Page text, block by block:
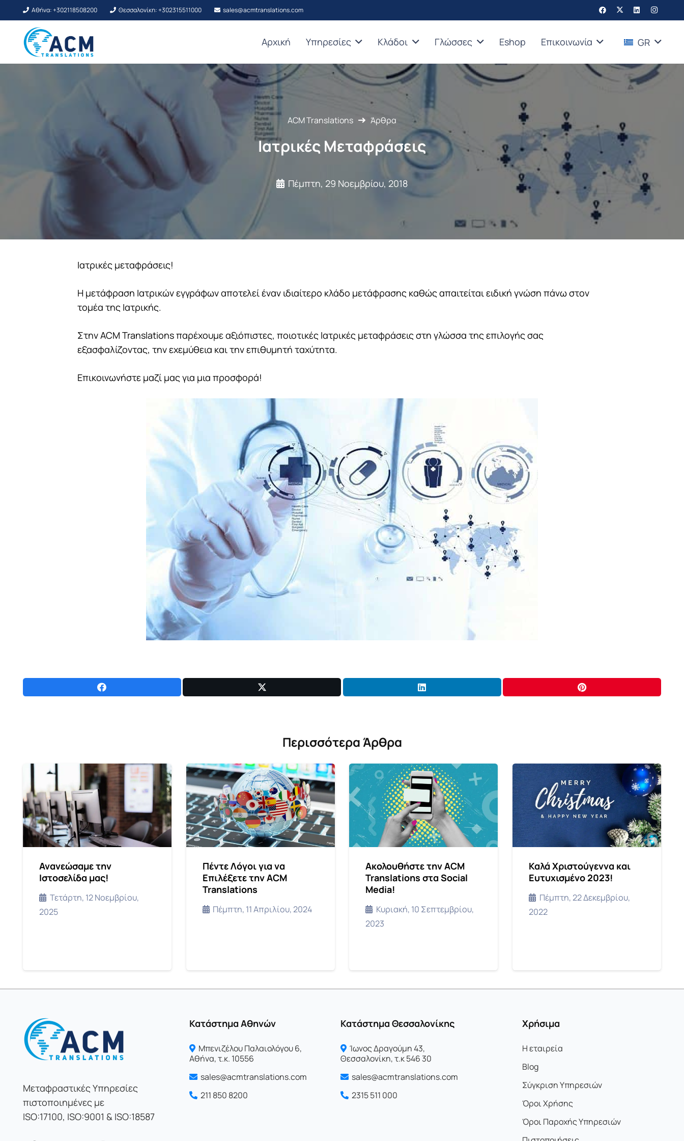
Αθήνα: +302118508200 Θεσσαλονίκη: +302315511000 sales@acmtranslations.com
Αρχική Υπηρεσίες Κλάδοι Γλώσσες Eshop Επικοινωνία GR
ACM Translations Άρθρα
Ιατρικές Μεταφράσεις
Πέμπτη, 29 Νοεμβρίου, 2018
Ιατρικές μεταφράσεις!
Η μετάφραση Ιατρικών εγγράφων αποτελεί έναν ιδιαίτερο κλάδο μετάφρασης καθώς απαιτείται ειδική γνώση πάνω στον
τομέα της Ιατρικής.
Στην ACM Translations παρέχουμε αξιόπιστες, ποιοτικές Ιατρικές μεταφράσεις στη γλώσσα της επιλογής σας
εξασφαλίζοντας, την εχεμύθεια και την επιθυμητή ταχύτητα.
Επικοινωνήστε μαζί μας για μια προσφορά!
Περισσότερα Άρθρα
Ανανεώσαμε την
Ιστοσελίδα μας!
Τετάρτη, 12 Νοεμβρίου,
2025
Πέντε Λόγοι για να
Επιλέξετε την ACM
Translations
Πέμπτη, 11 Απριλίου, 2024
Ακολουθήστε την ACM
Translations στα Social
Media!
Κυριακή, 10 Σεπτεμβρίου,
2023
Καλά Χριστούγεννα και
Ευτυχισμένο 2023!
Πέμπτη, 22 Δεκεμβρίου,
2022
Μεταφραστικές Υπηρεσίες
πιστοποιημένες με
ISO:17100, ISO:9001 & ISO:18587
Κατάστημα Αθηνών
Μπενιζέλου Παλαιολόγου 6,
Αθήνα, τ.κ. 10556
sales@acmtranslations.com
211 850 8200
Κατάστημα Θεσσαλονίκης
Ίωνος Δραγoύμη 43,
Θεσσαλονίκη, τ.κ 546 30
sales@acmtranslations.com
2315 511 000
Χρήσιμα
Η εταιρεία
Blog
Σύγκριση Υπηρεσιών
Όροι Χρήσης
Όροι Παροχής Υπηρεσιών